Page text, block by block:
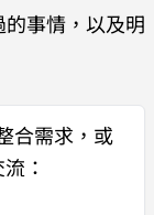
事情，以及明
合需求 ，或
：